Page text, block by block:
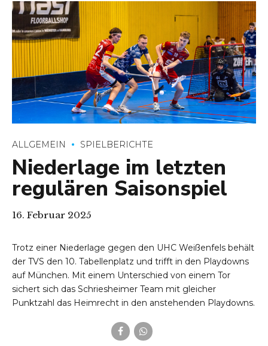
ALLGEMEIN SPIELBERICHTE
Niederlage im letzten
regulären Saisonspiel
16. Februar 2025
Trotz einer Niederlage gegen den UHC Weißenfels behält
der TVS den 10. Tabellenplatz und trifft in den Playdowns
auf München. Mit einem Unterschied von einem Tor
sichert sich das Schriesheimer Team mit gleicher
Punktzahl das Heimrecht in den anstehenden Playdowns.